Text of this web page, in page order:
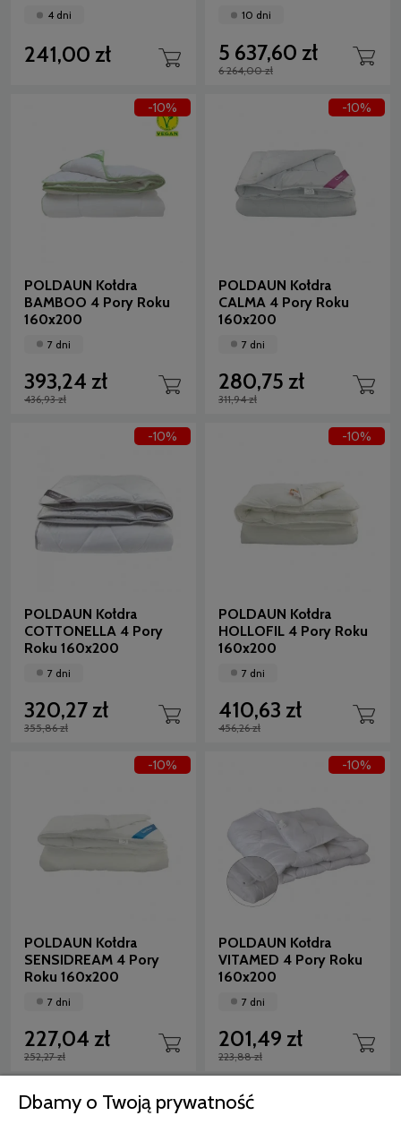
4 dni
241,00 zł
10 dni
5 637,60 zł
6 264,00 zł
POLDAUN Kołdra
BAMBOO 4 Pory Roku
160x200
7 dni
393,24 zł
436,93 zł
-10%
POLDAUN Kołdra
CALMA 4 Pory Roku
160x200
7 dni
280,75 zł
311,94 zł
-10%
POLDAUN Kołdra
COTTONELLA 4 Pory
Roku 160x200
7 dni
320,27 zł
355,86 zł
-10%
POLDAUN Kołdra
HOLLOFIL 4 Pory Roku
160x200
7 dni
410,63 zł
456,26 zł
-10%
POLDAUN Kołdra
SENSIDREAM 4 Pory
Roku 160x200
7 dni
227,04 zł
252,27 zł
-10%
POLDAUN Kołdra
VITAMED 4 Pory Roku
160x200
7 dni
201,49 zł
223,88 zł
-10%
Dbamy o Twoją prywatność